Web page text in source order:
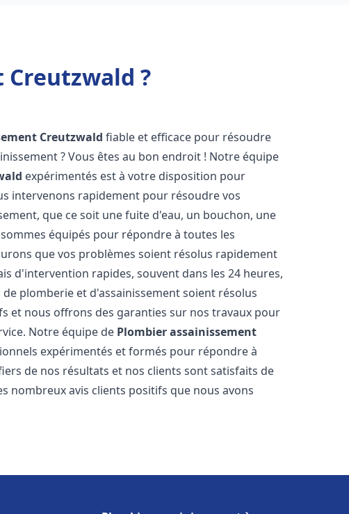
?
Creutzwald fiable et efficace pour résoudre
? Vous êtes au bon endroit ! Notre équipe
expérimentés est à votre disposition pour
intervenons rapidement pour résoudre vos
que ce soit une fuite d'eau, un bouchon, une
équipés pour répondre à toutes les
que vos problèmes soient résolus rapidement
d'intervention rapides, souvent dans les 24 heures,
plomberie et d'assainissement soient résolus
et nous offrons des garanties sur nos travaux pour
Notre équipe de Plombier assainissement
expérimentés et formés pour répondre à
de nos résultats et nos clients sont satisfaits de
nombreux avis clients positifs que nous avons